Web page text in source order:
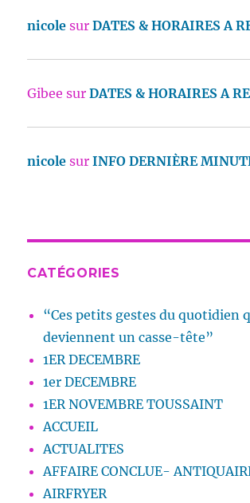
nicole surDATES & HORAIRES A
Gibee surDATES & HORAIRES A
nicole surINFO DERNIÈRE
CATÉGORIES
“Ces petits gestes du quotidien
deviennent un casse-tête”
1ER DECEMBRE
1er DECEMBRE
1ER NOVEMBRE TOUSSAINT
ACCUEIL
ACTUALITES
AFFAIRE CONCLUE-
AIRFRYER